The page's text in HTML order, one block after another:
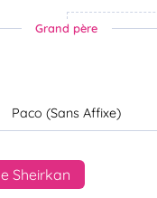
Grand père
Paco (Sans Affixe)
Sheirkan